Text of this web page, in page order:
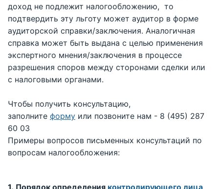
доход не подлежит налогообложению, то
подтвердить эту льготу может аудитор в форме
аудиторской справки/заключения. Аналогичная
справка может быть выдана с целью применения
экспертного мнения/заключения в процессе
разрешения споров между сторонами сделки или
с налоговыми органами.
Чтобы получить консультацию,
заполните форму или позвоните нам - 8 (495) 287
60 03
Примеры вопросов письменных консультаций по
вопросам налогообложения: